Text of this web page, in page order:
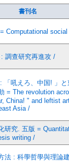
書刊名
Computational
調查研究再進攻 /
「吼えろ、中国! 」
= The revolution
China! " and leftist
Asia /
研究. 五版 =
writing /
法 : 科學哲學與理論